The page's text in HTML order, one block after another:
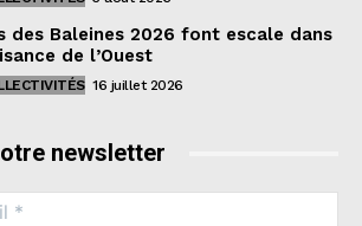
des Baleines 2026 font escale dans
de l’Ouest
16 juillet 2026
newsletter